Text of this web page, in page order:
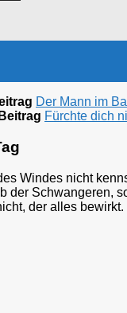
Der Mann im
Fürchte dich
Windes nicht
der Schwangeren,
der alles bewirkt.